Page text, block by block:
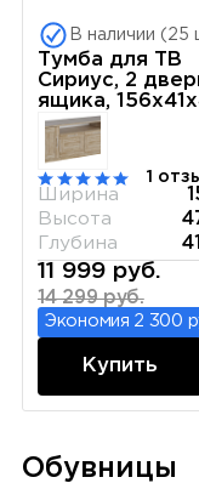
В наличии (25
Тумба для ТВ
Сириус, 2
ящика,
см, белая
1
Ширина
Высота
Глубина
11 999 руб.
14 299 руб.
Экономия 2 300
Купить
Обувницы